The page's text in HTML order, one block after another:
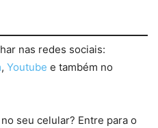
nas redes sociais:
, Youtube e também no
seu celular? Entre para o